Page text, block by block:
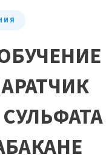
в сильнокислую
протокола из
час. Это умение
обеспечивает